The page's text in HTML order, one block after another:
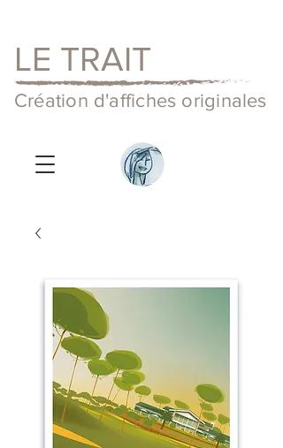
LE TRAIT
Création d'affiches originales